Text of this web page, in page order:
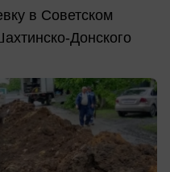
в Советском
Донского